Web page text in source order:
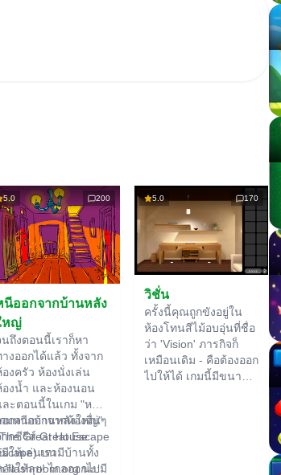
5.0 200
นีออกจากบ้านหลัง
หญ่
นถึงตอนนี้เราก็หา
งออกได้แล้ว ทั้งจาก
งครัว ห้องนั่งเล่น
องน้ำ และห้องนอน
ละตอนนี้ในเกม "หนี
อกจากบ้านหลังใหญ่"
Great House
เรามีบ้านทั้ง
งให้ลุย! ไกลออกไปมี
กมหนีออกจากห้องอื่นๆ
ากซีรีส์ Great Escape
มีให้เล่นบน
นะ:
5.0 170
วิชั่น
ครั้งนี้คุณถูกขังอยู่ใน
ห้องโทนสีไม้อบอุ่นที่ชื่อ
ว่า 'Vision' ภารกิจก็
เหมือนเดิม - คือต้องออก
ไปให้ได้ เกมนี้มีขนาด